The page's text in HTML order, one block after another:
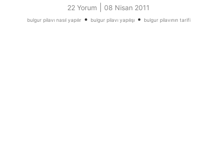
22 Yorum 08 Nisan 2011
bulgur pilavı nasıl yapılır• bulgur pilavı yapılışı• bulgur pilavının tarifi